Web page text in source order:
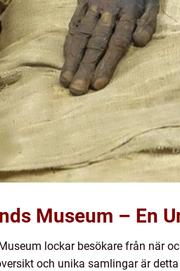
Museum – En
lockar besökare från när
och unika samlingar är